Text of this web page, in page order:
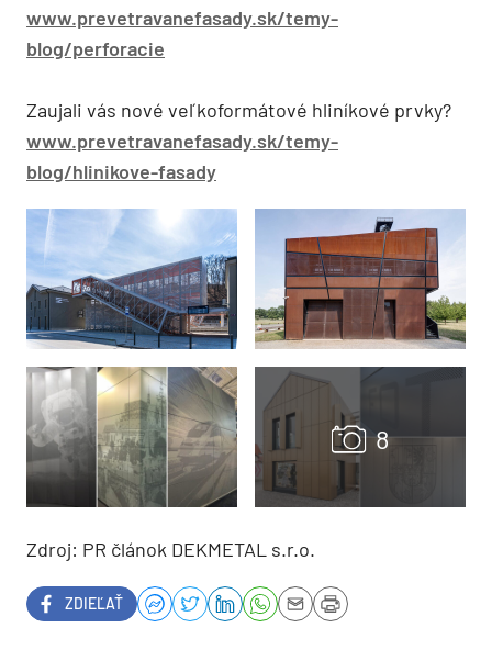
www.prevetravanefasady.sk/temy-
blog/perforacie
Zaujali vás nové veľkoformátové hliníkové prvky?
www.prevetravanefasady.sk/temy-
blog/hlinikove-fasady
Zdroj: PR článok DEKMETAL s.r.o.
ZDIEĽAŤ